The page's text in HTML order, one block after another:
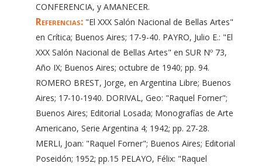
CONFERENCIA, y AMANECER.
Referencias:"El XXX Salón Nacional de Bellas Artes"
en Crítica; Buenos Aires; 17-9-40. PAYRO, Julio E.: "El
XXX Salón Nacional de Bellas Artes" en SUR Nº 73,
Año IX; Buenos Aires; octubre de 1940; pp. 94.
ROMERO BREST, Jorge, en Argentina Libre; Buenos
Aires; 17-10-1940. DORIVAL, Geo: "Raquel Forner";
Buenos Aires; Editorial Losada; Monografías de Arte
Americano, Serie Argentina 4; 1942; pp. 27-28.
MERLI, Joan: "Raquel Forner"; Buenos Aires; Editorial
Poseidón; 1952; pp.15 PELAYO, Félix: "Raquel